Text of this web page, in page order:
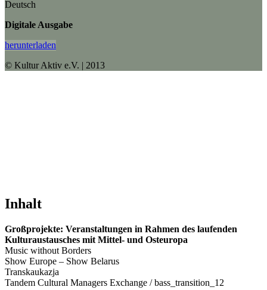
Deutsch
Digitale Ausgabe
herunterladen
© Kultur Aktiv e.V. | 2013
Inhalt
Großprojekte: Veranstaltungen in Rahmen des laufenden
Kulturaustausches mit Mittel- und Osteuropa
Music without Borders
Show Europe – Show Belarus
Transkaukazja
Tandem Cultural Managers Exchange / bass_transition_12